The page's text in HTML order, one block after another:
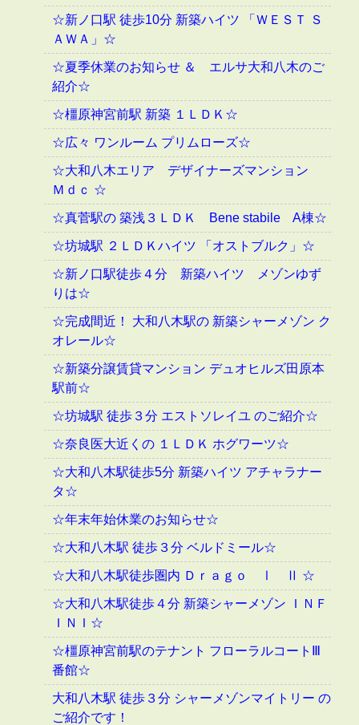
☆新ノ口駅 徒歩10分 新築ハイツ 「ＷＥＳＴ Ｓ
ＡＷＡ」☆
☆夏季休業のお知らせ ＆ エルサ大和八木のご
紹介☆
☆橿原神宮前駅 新築 １ＬＤＫ☆
☆広々 ワンルーム プリムローズ☆
☆大和八木エリア デザイナーズマンション
Ｍｄｃ ☆
☆真菅駅の 築浅３ＬＤＫ Bene stabile A棟☆
☆坊城駅 ２ＬＤＫハイツ 「オストブルク」☆
☆新ノ口駅徒歩４分 新築ハイツ メゾンゆず
りは☆
☆完成間近！ 大和八木駅の 新築シャーメゾン ク
オレール☆
☆新築分譲賃貸マンション デュオヒルズ田原本
駅前☆
☆坊城駅 徒歩３分 エストソレイユ のご紹介☆
☆奈良医大近くの １ＬＤＫ ホグワーツ☆
☆大和八木駅徒歩5分 新築ハイツ アチャラナー
タ☆
☆年末年始休業のお知らせ☆
☆大和八木駅 徒歩３分 ベルドミール☆
☆大和八木駅徒歩圏内 Ｄｒａｇｏ Ⅰ Ⅱ ☆
☆大和八木駅徒歩４分 新築シャーメゾン ＩＮＦ
ＩＮＩ☆
☆橿原神宮前駅のテナント フローラルコートⅢ
番館☆
大和八木駅 徒歩３分 シャーメゾンマイトリー の
ご紹介です！